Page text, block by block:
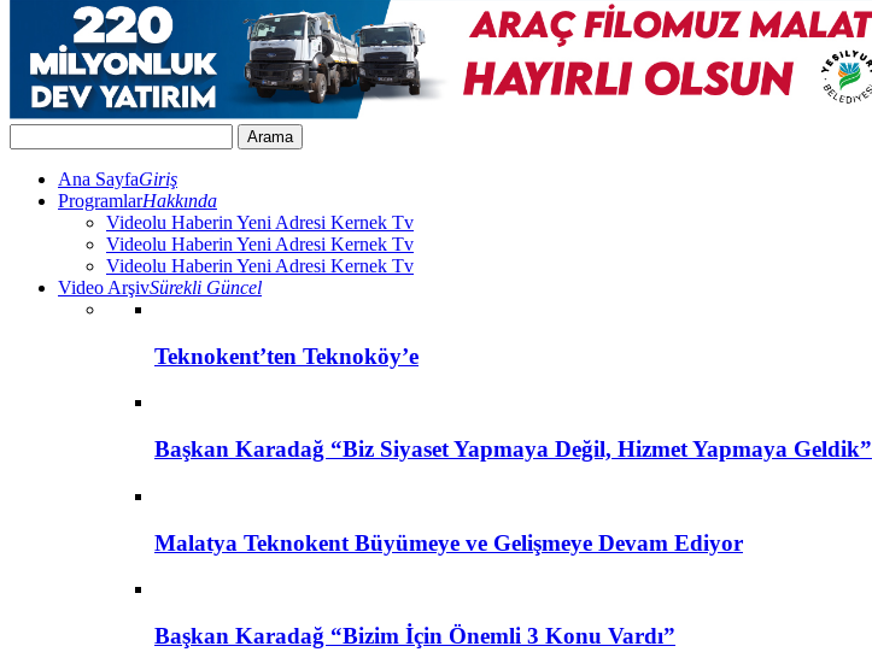
Ana SayfaGiriş
ProgramlarHakkında
Videolu Haberin Yeni Adresi Kernek Tv
Videolu Haberin Yeni Adresi Kernek Tv
Videolu Haberin Yeni Adresi Kernek Tv
Video ArşivSürekli Güncel
Teknokent’ten Teknoköy’e
Başkan Karadağ “Biz Siyaset Yapmaya Değil, Hizmet Yapmaya Geldik”
Malatya Teknokent Büyümeye ve Gelişmeye Devam Ediyor
Başkan Karadağ “Bizim İçin Önemli 3 Konu Vardı”